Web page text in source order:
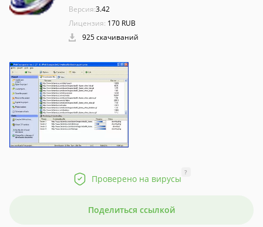
Версия:3.42
Лицензия: 170 RUB
925 скачиваний
Проверено на вирусы
?
Поделиться ссылкой